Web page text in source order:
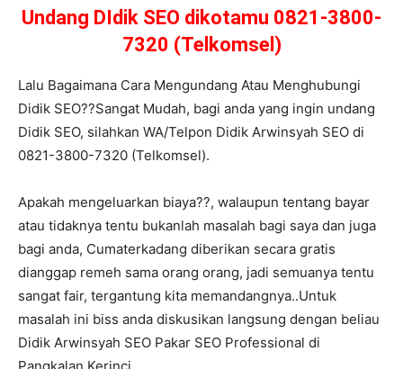
Undang DIdik SEO dikotamu 0821-3800-
7320 (Telkomsel)
Lalu Bagaimana Cara Mengundang Atau Menghubungi
Didik SEO??Sangat Mudah, bagi anda yang ingin undang
Didik SEO, silahkan WA/Telpon Didik Arwinsyah SEO di
0821-3800-7320 (Telkomsel).
Apakah mengeluarkan biaya??, walaupun tentang bayar
atau tidaknya tentu bukanlah masalah bagi saya dan juga
bagi anda, Cumaterkadang diberikan secara gratis
dianggap remeh sama orang orang, jadi semuanya tentu
sangat fair, tergantung kita memandangnya..Untuk
masalah ini biss anda diskusikan langsung dengan beliau
Didik Arwinsyah SEO Pakar SEO Professional di